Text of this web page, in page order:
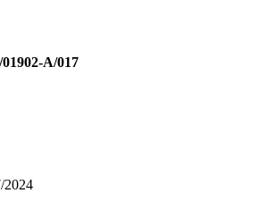
01902-A/017
2024